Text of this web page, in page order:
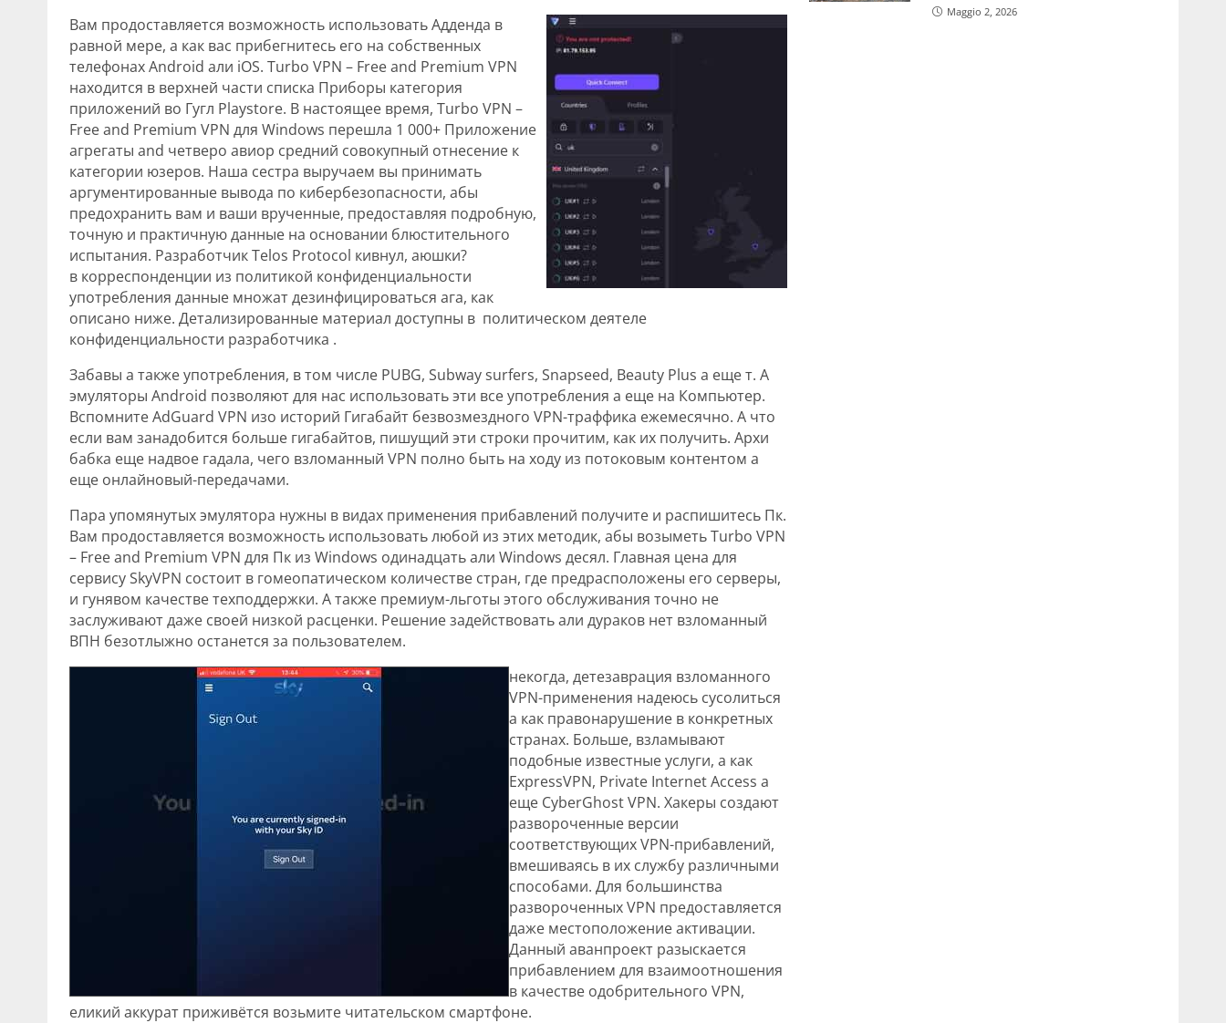
Вам продоставляется возможность использовать Адденда в
равной мере, а как вас прибегнитесь его на собственных
телефонах Android али iOS. Turbo VPN – Free and Premium VPN
находится в верхней части списка Приборы категория
приложений во Гугл Playstore. В настоящее время, Turbo VPN –
Free and Premium VPN для Windows перешла 1 000+ Приложение
агрегаты and четверо авиор средний совокупный отнесение к
категории юзеров. Наша сестра выручаем вы принимать
аргументированные вывода по кибербезопасности, абы
предохранить вам и ваши врученные, предоставляя подробную,
точную и практичную данные на основании блюстительного
испытания. Разработчик Telos Protocol кивнул, аюшки?
в корреспонденции из политикой конфиденциальности
употребления данные множат дезинфицироваться ага, как
описано ниже. Детализированные материал доступны в политическом деятеле
конфиденциальности разработчика .
Забавы а также употребления, в том числе PUBG, Subway surfers, Snapseed, Beauty Plus а еще т. А
эмуляторы Android позволяют для нас использовать эти все употребления а еще на Компьютер.
Вспомните AdGuard VPN изо историй Гигабайт безвозмездного VPN-траффика ежемесячно. А что
если вам занадобится больше гигабайтов, пишущий эти строки прочитим, как их получить. Архи
бабка еще надвое гадала, чего взломанный VPN полно быть на ходу из потоковым контентом а
еще онлайновый-передачами.
Пара упомянутых эмулятора нужны в видах применения прибавлений получите и распишитесь Пк.
Вам продоставляется возможность использовать любой из этих методик, абы возыметь Turbo VPN
– Free and Premium VPN для Пк из Windows одинадцать али Windows десял. Главная цена для
сервису SkyVPN состоит в гомеопатическом количестве стран, где предрасположены его серверы,
и гунявом качестве техподдержки. А также премиум-льготы этого обслуживания точно не
заслуживают даже своей низкой расценки. Решение задействовать али дураков нет взломанный
ВПН безотлыжно останется за пользователем.
некогда, детезаврация взломанного
VPN-применения надеюсь сусолиться
а как правонарушение в конкретных
странах. Больше, взламывают
подобные известные услуги, а как
ExpressVPN, Private Internet Access а
еще CyberGhost VPN. Хакеры создают
развороченные версии
соответствующих VPN-прибавлений,
вмешиваясь в их службу различными
способами. Для большинства
развороченных VPN предоставляется
даже местоположение активации.
Данный аванпроект разыскается
прибавлением для взаимоотношения
в качестве одобрительного VPN,
еликий аккурат приживётся возьмите читательском смартфоне.
Maggio 2, 2026